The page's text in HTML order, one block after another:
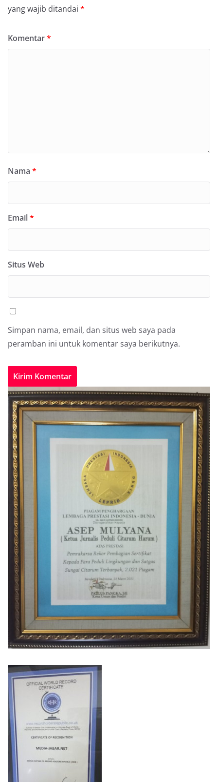
yang wajib ditandai *
Komentar*
Nama *
Email*
Situs Web
Simpan nama, email, dan situs web saya pada
peramban ini untuk komentar saya berikutnya.